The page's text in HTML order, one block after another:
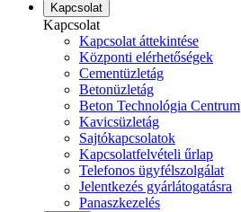
Kapcsolat
Kapcsolat
Kapcsolat áttekintése
Központi elérhetőségek
Cementüzletág
Betonüzletág
Beton Technológia Centrum
Kavicsüzletág
Sajtókapcsolatok
Kapcsolatfelvételi űrlap
Telefonos ügyfélszolgálat
Jelentkezés gyárlátogatásra
Panaszkezelés